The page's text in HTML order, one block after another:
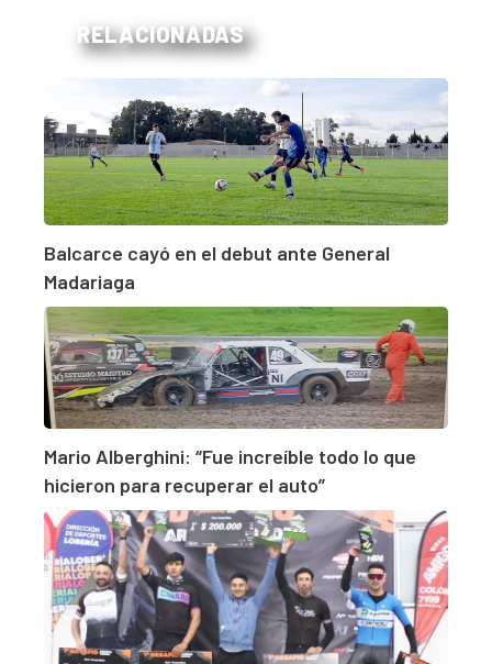
RELACIONADAS
Balcarce cayó en el debut ante General
Madariaga
Mario Alberghini: “Fue increíble todo lo que
hicieron para recuperar el auto”